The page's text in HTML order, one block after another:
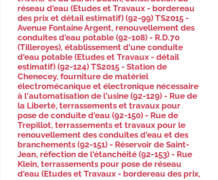
réseau d'eau (Etudes et Travaux - bordereau
des prix et détail estimatif) (92-99) TS2015 -
Avenue Fontaine Argent, renouvellement des
conduites d'eau potable (92-108) - R.D.70
(Tilleroyes), établissement d'une conduite
d'eau potable (Etudes et Travaux - détail
estimatif) (92-124) TS2015 - Station de
Chenecey, fourniture de matériel
électromécanique et électronique nécessaire
à l'automatisation de l'usine (92-129) - Rue de
la Liberté, terrassements et travaux pour
pose de conduite d'eau (92-150) - Rue de
Trepillot, terrassements et travaux pour le
renouvellement des conduites d'eau et des
branchements (92-151) - Réservoir de Saint-
Jean, réfection de l'étanchéité (92-153) - Rue
Klein, terrassements pour pose de réseau
d'eau (Etudes et Travaux - bordereau des prix,